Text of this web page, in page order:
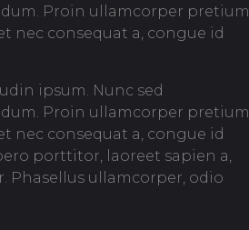
Proin ullamcorper pretium
nec consequat a, congue id
ipsum. Nunc sed
Proin ullamcorper pretium
nec consequat a, congue id
porttitor, laoreet sapien a,
Phasellus ullamcorper, odio